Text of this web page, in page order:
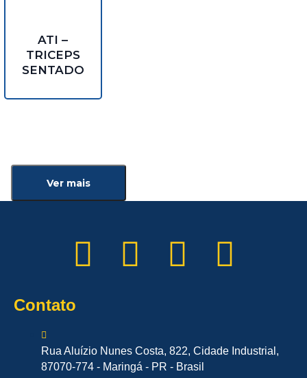
ATI –
TRICEPS
SENTADO
Ver mais
Contato
Rua Aluízio Nunes Costa, 822, Cidade Industrial,
87070-774 - Maringá - PR - Brasil